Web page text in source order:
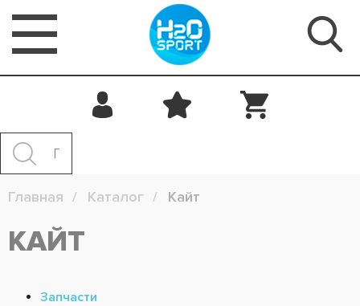
Главная Каталог Кайт
КАЙТ
Запчасти